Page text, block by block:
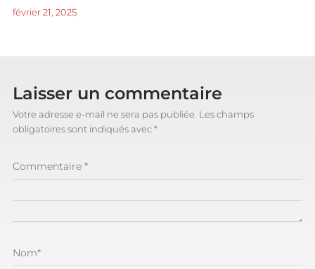
février 21, 2025
Laisser un commentaire
Votre adresse e-mail ne sera pas publiée. Les champs
obligatoires sont indiqués avec*
Commentaire *
Nom*